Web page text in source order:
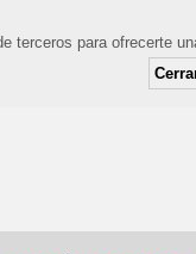
terceros para ofrecerte